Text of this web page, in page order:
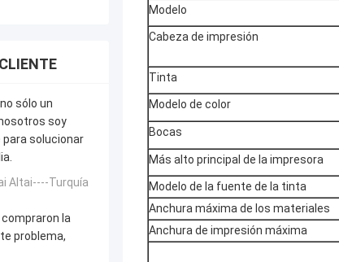
sólo un
soy
solucionar
Altai----Turquía
la
problema,
Modelo
Cabeza de impresión
Tinta
Modelo de color
Bocas
Más alto principal de la impresora
Modelo de la fuente de la tinta
Anchura máxima de los materiales
Anchura de impresión máxima